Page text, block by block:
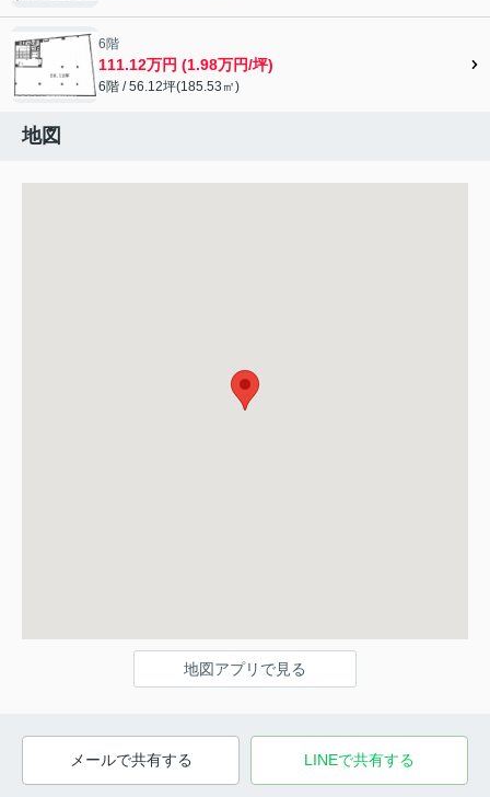
6階
111.12万円 (1.98万円/坪)
6階 / 56.12坪(185.53㎡)
地図
地図アプリで見る
メールで共有する LINEで共有する